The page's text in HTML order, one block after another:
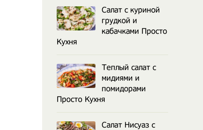
Салат с куриной
грудкой и
кабачками Просто
Кухня
Теплый салат с
мидиями и
помидорами
Просто Кухня
Салат Нисуаз с